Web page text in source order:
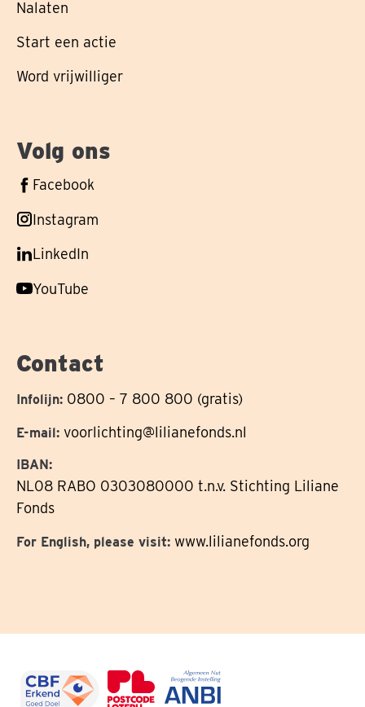
Nalaten
Start een actie
Word vrijwilliger
Volg ons
Volg
op
Facebook
Volg
op
Instagram
Volg
op
LinkedIn
Volg
YouTube
Contact
Infolijn: 0800 – 7 800 800 (gratis)
E-mail: voorlichting@lilianefonds.nl
IBAN:
NL08 RABO 0303080000 t.n.v. Stichting Liliane
Fonds
For English, please visit: www.lilianefonds.org